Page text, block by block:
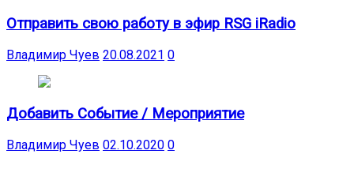
Отправить свою работу в эфир RSG iRadio
Владимир Чуев 20.08.2021 0
Добавить Событие / Мероприятие
Владимир Чуев 02.10.2020 0